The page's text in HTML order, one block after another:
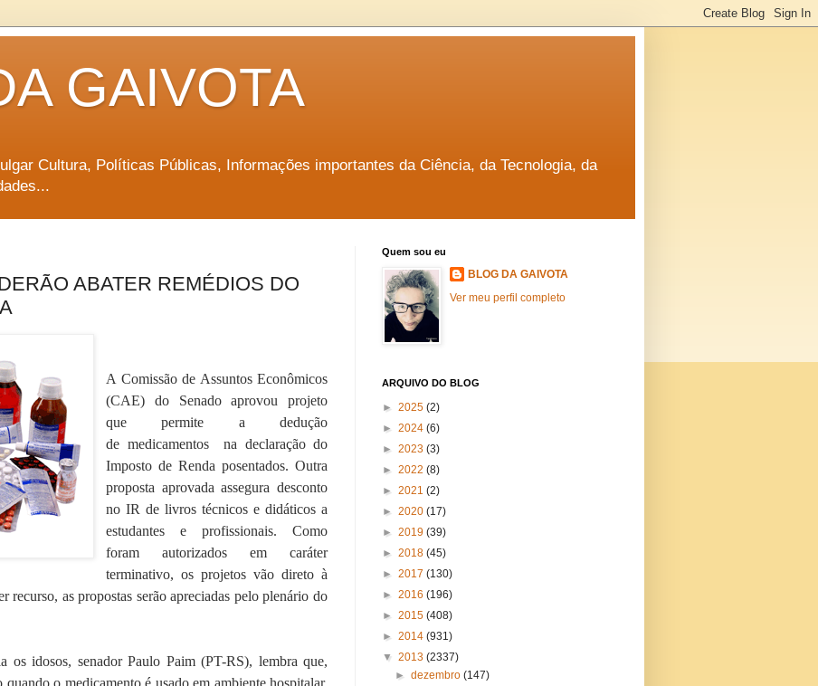
GAIVOTA
Cultura, Políticas Públicas, Informações importantes da Ciência, da Tecnologia, da
ABATER REMÉDIOS DO
A Comissão de Assuntos Econômicos
(CAE) do Senado aprovou projeto
que permite a dedução
de medicamentos na declaração do
Imposto de Renda posentados. Outra
proposta aprovada assegura desconto
no IR de livros técnicos e didáticos a
estudantes e profissionais. Como
foram autorizados em caráter
terminativo, os projetos vão direto à
recurso, as propostas serão apreciadas pelo plenário do
os idosos, senador Paulo Paim (PT-RS), lembra que,
o medicamento é usado em ambiente hospitalar,
Quem sou eu
BLOG DA GAIVOTA
Ver meu perfil completo
ARQUIVO DO BLOG
► 2025 (2)
► 2024 (6)
► 2023 (3)
► 2022 (8)
► 2021 (2)
► 2020 (17)
► 2019 (39)
► 2018 (45)
► 2017 (130)
► 2016 (196)
► 2015 (408)
► 2014 (931)
▼ 2013 (2337)
►dezembro(147)